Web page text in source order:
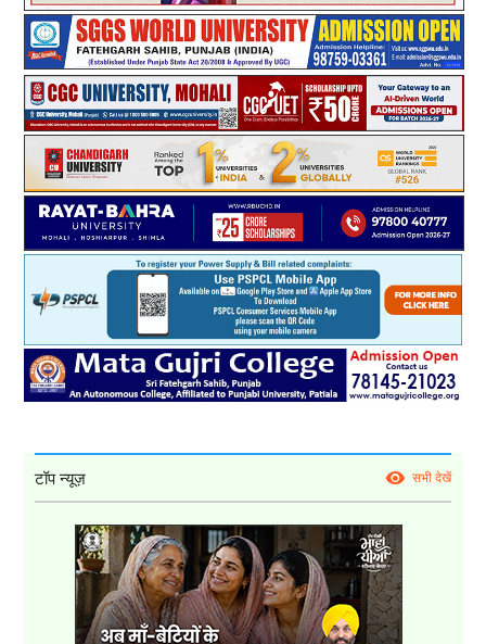
टॉप न्यूज़ सभी देखें